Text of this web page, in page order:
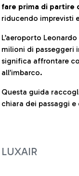
fare prima di partire
riducendo imprevisti
L’aeroporto
milioni di passeggeri
significa affrontare
all’imbarco.
Questa guida
chiara dei passaggi
LUXAIR